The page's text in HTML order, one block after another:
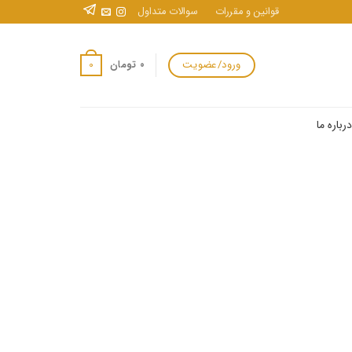
قوانین و مقررات سوالات متداول
ورود/عضویت ۰ تومان 0
درباره ما